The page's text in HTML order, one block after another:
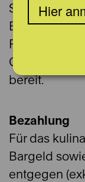
Stadttheaters
Bestellung
Pause
Getränke
bereit.
Bezahlung
Für das
Bargeld
entgegen
Hier